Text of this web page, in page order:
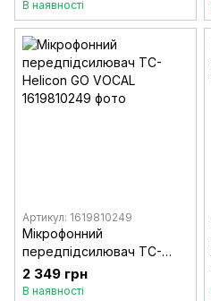
В наявності
Артикул: 1619810249
Мікрофонний
передпідсилювач TC-
Helicon GO VOCAL
2 349 грн
В наявності